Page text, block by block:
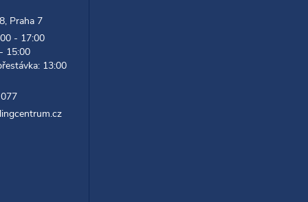
Praha 7
- 17:00
15:00
13:00